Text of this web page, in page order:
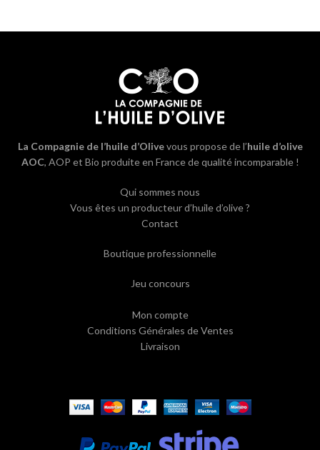
La Compagnie de l’huile d’Olivevous propose de l’huile d’olive
AOC, AOP et Bio produite en France de qualité incomparable !
Qui sommes nous
Vous êtes un producteur d’huile d’olive ?
Contact
Boutique professionnelle
Jeu concours
Mon compte
Conditions Générales de Ventes
Livraison